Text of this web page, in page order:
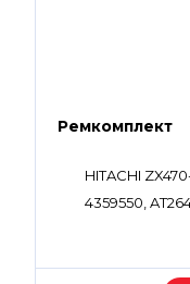
Ремкомплект
HITACHI
4359550,